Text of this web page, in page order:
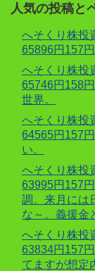
人気の投稿と
へそくり株投
65896円157
へそくり株投
65746円158
世界。
へそくり株投
64565円157
い。
へそくり株投
63995円157
調。来月には
な～。義援金
へそくり株投
63834円157
てますが想定